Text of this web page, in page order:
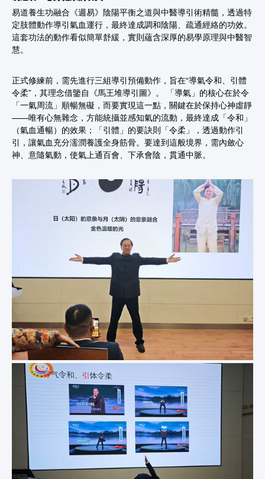
易道養生功融合《週易》陰陽平衡之道與中醫導引術精髓，透過特
定肢體動作導引氣血運行，最終達成調和陰陽、疏通經絡的功效。
這套功法的動作看似簡單舒緩，實則蘊含深厚的易學原理與中醫智
慧。
正式修練前，需先進行三組導引預備動作，旨在“導氣令和、引體
令柔”，其理念借鑒自《馬王堆導引圖》。 「導氣」的核心在於令
「一氣周流」順暢無礙，而要實現這一點，關鍵在於保持心神虛靜
——唯有心無雜念，方能統攝並感知氣的流動，最終達成「令和」
（氣血通暢）的效果；「引體」的要訣則「令柔」，透過動作引
引，讓氣血充分濡潤養護全身筋骨。要達到這般境界，需內斂心
神、意隨氣動，使氣上通百會、下承會陰，貫通中脈。